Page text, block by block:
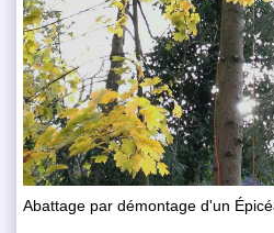
Abattage par démontage d'un